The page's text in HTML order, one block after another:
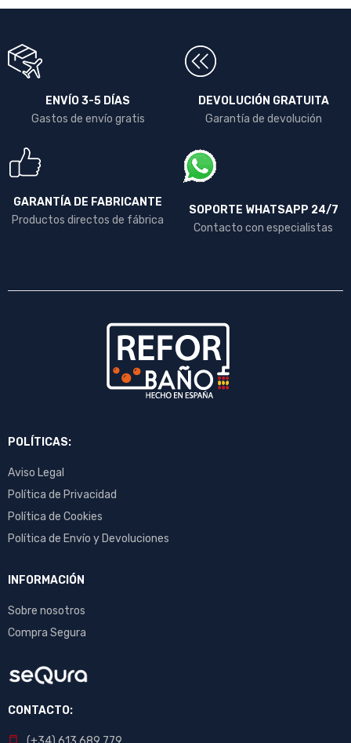
ENVÍO 3-5 DÍAS
Gastos de envío gratis
DEVOLUCIÓN GRATUITA
Garantía de devolución
GARANTÍA DE FABRICANTE
Productos directos de fábrica
SOPORTE WHATSAPP 24/7
Contacto con especialistas
POLÍTICAS:
Aviso Legal
Política de Privacidad
Política de Cookies
Política de Envío y Devoluciones
INFORMACIÓN
Sobre nosotros
Compra Segura
CONTACTO: